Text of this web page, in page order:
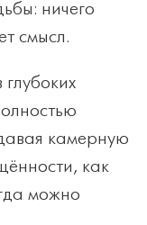
ничего
смысл.
камерную
как
можно